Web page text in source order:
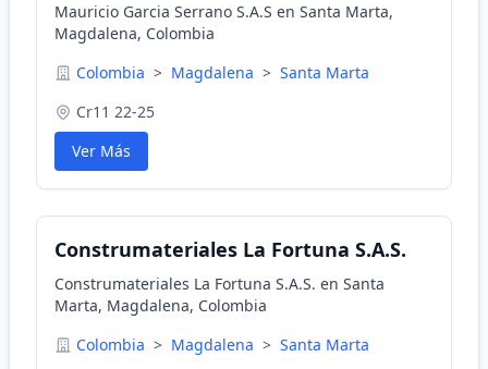
Mauricio Garcia Serrano S.A.S en Santa Marta,
Magdalena, Colombia
Colombia > Magdalena > Santa Marta
Cr11 22-25
Ver Más
Construmateriales La Fortuna S.A.S.
Construmateriales La Fortuna S.A.S. en Santa
Marta, Magdalena, Colombia
Colombia > Magdalena > Santa Marta